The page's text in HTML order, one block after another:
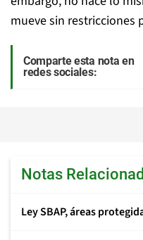
mueve sin
Comparte esta nota en
redes sociales:
Notas
Ley SBAP, áreas